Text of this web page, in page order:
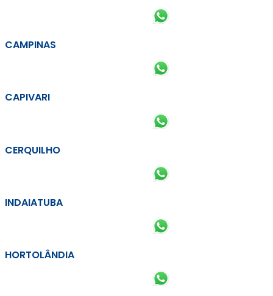
CAMPINAS
CAPIVARI
CERQUILHO
INDAIATUBA
HORTOLÂNDIA